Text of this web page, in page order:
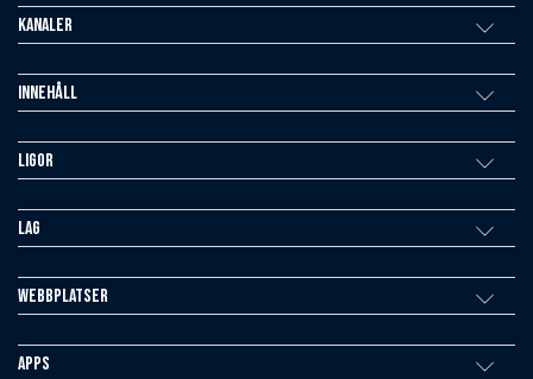
Kanaler
Innehåll
Ligor
Lag
Webbplatser
Apps